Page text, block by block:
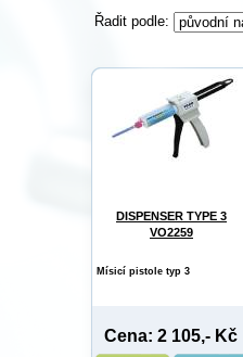
Řadit podle:
DISPENSER TYPE 3
VO2259
Mísicí pistole typ 3
Cena: 2 105,- Kč